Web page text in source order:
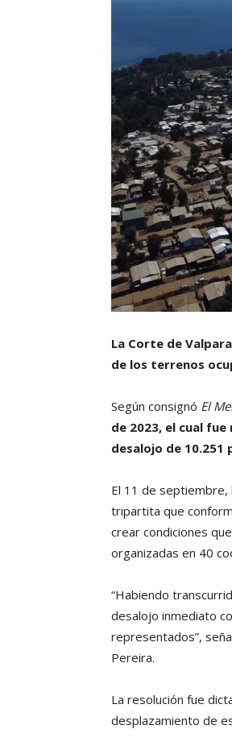
La Corte de
de los terrenos
Según consignó El
de 2023, el cual
desalojo de 10.251
El 11 de septiembre,
tripartita que
crear condiciones
organizadas en 40
“Habiendo
desalojo inmediato
representados”,
Pereira.
La resolución fue
desplazamiento de